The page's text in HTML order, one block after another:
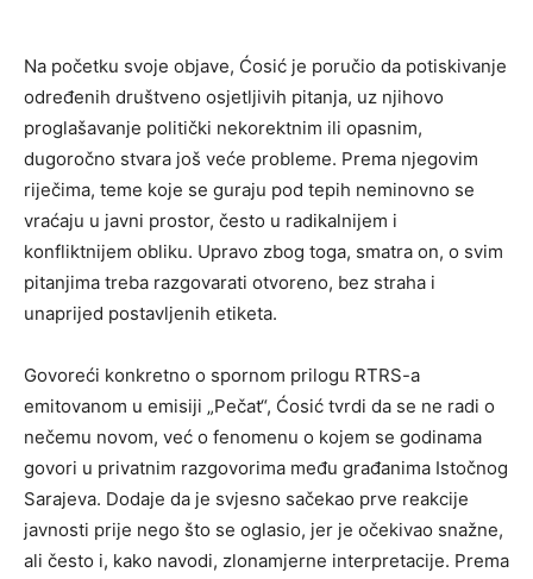
Na početku svoje objave, Ćosić je poručio da potiskivanje
određenih društveno osjetljivih pitanja, uz njihovo
proglašavanje politički nekorektnim ili opasnim,
dugoročno stvara još veće probleme. Prema njegovim
riječima, teme koje se guraju pod tepih neminovno se
vraćaju u javni prostor, često u radikalnijem i
konfliktnijem obliku. Upravo zbog toga, smatra on, o svim
pitanjima treba razgovarati otvoreno, bez straha i
unaprijed postavljenih etiketa.
Govoreći konkretno o spornom prilogu RTRS-a
emitovanom u emisiji „Pečat“, Ćosić tvrdi da se ne radi o
nečemu novom, već o fenomenu o kojem se godinama
govori u privatnim razgovorima među građanima Istočnog
Sarajeva. Dodaje da je svjesno sačekao prve reakcije
javnosti prije nego što se oglasio, jer je očekivao snažne,
ali često i, kako navodi, zlonamjerne interpretacije. Prema